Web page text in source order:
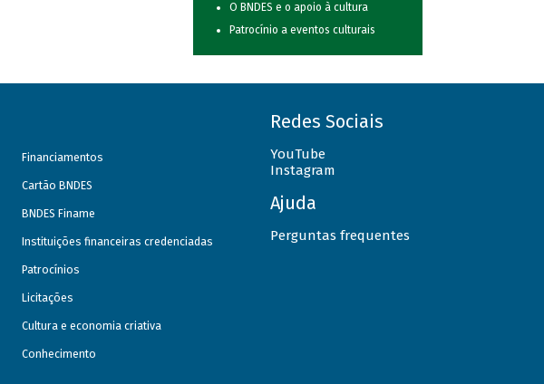
O BNDES e o apoio à cultura
Patrocínio a eventos culturais
Financiamentos
Cartão BNDES
BNDES Finame
Instituições financeiras credenciadas
Patrocínios
Licitações
Cultura e economia criativa
Conhecimento
Redes Sociais
YouTube
Instagram
Ajuda
Perguntas frequentes